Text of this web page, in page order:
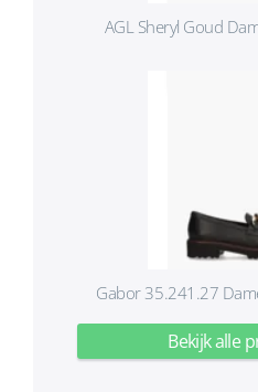
AGL Sheryl Goud
Gabor 35.241.27
Bekijk alle